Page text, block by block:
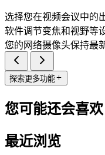
选择您在视频会议中的
软件调节变焦和视野等
您的网络摄像头保持最
探索更多功能
您可能还会喜欢
最近浏览